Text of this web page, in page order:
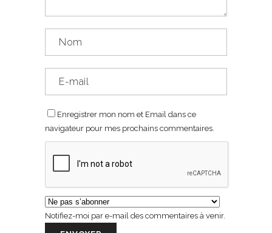
Enregistrer mon nom et Email dans ce
navigateur pour mes prochains commentaires.
Notifiez-moi par e-mail des commentaires à venir.